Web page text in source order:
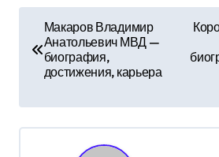
и
Макаров Владимир
Анатольевич МВД —
биография,
достижения, карьера